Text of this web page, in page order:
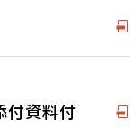
付資料付